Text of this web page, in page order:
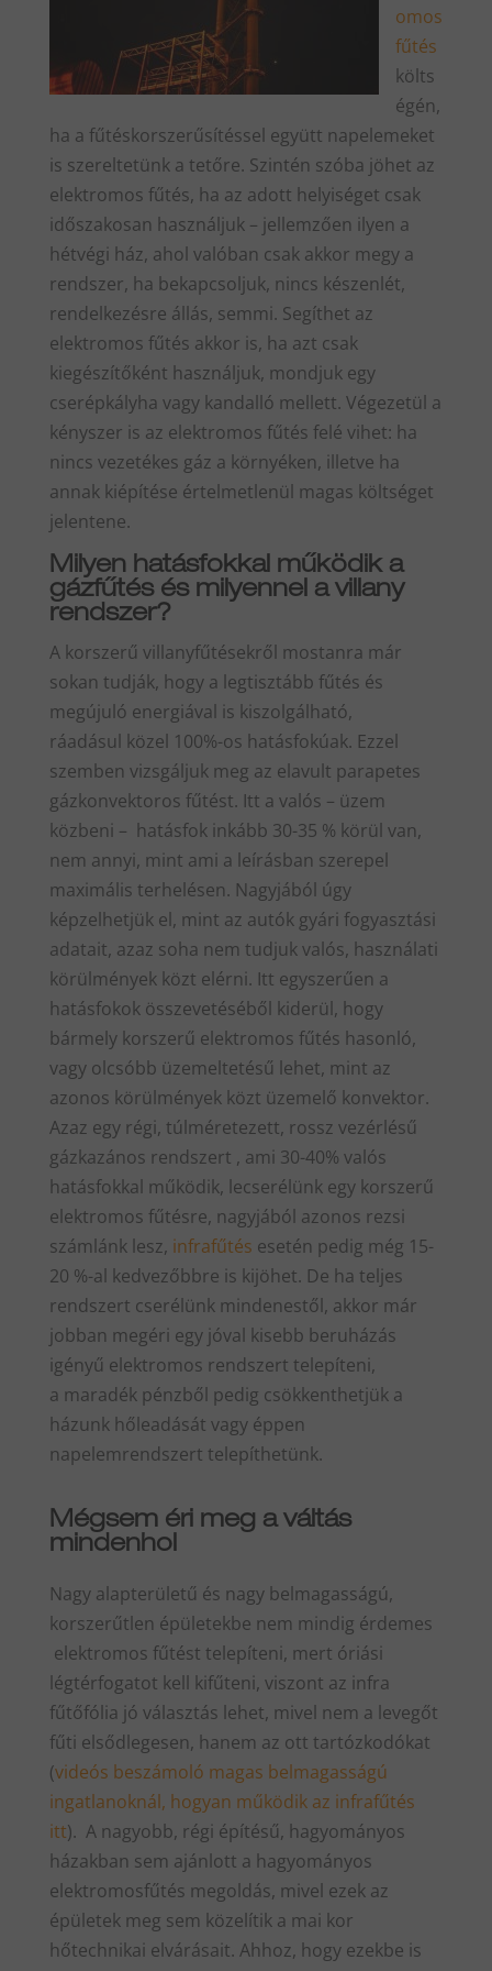
omos
fűtés
költs
égén,
ha a fűtéskorszerűsítéssel együtt napelemeket
is szereltetünk a tetőre. Szintén szóba jöhet az
elektromos fűtés, ha az adott helyiséget csak
időszakosan használjuk – jellemzően ilyen a
hétvégi ház, ahol valóban csak akkor megy a
rendszer, ha bekapcsoljuk, nincs készenlét,
rendelkezésre állás, semmi. Segíthet az
elektromos fűtés akkor is, ha azt csak
kiegészítőként használjuk, mondjuk egy
cserépkályha vagy kandalló mellett. Végezetül a
kényszer is az elektromos fűtés felé vihet: ha
nincs vezetékes gáz a környéken, illetve ha
annak kiépítése értelmetlenül magas költséget
jelentene.
Milyen hatásfokkal működik a
gázfűtés és milyennel a villany
rendszer?
A korszerű villanyfűtésekről mostanra már
sokan tudják, hogy a legtisztább fűtés és
megújuló energiával is kiszolgálható,
ráadásul közel 100%-os hatásfokúak. Ezzel
szemben vizsgáljuk meg az elavult parapetes
gázkonvektoros fűtést. Itt a valós – üzem
közbeni – hatásfok inkább 30-35 % körül van,
nem annyi, mint ami a leírásban szerepel
maximális terhelésen. Nagyjából úgy
képzelhetjük el, mint az autók gyári fogyasztási
adatait, azaz soha nem tudjuk valós, használati
körülmények közt elérni. Itt egyszerűen a
hatásfokok összevetéséből kiderül, hogy
bármely korszerű elektromos fűtés hasonló,
vagy olcsóbb üzemeltetésű lehet, mint az
azonos körülmények közt üzemelő konvektor.
Azaz egy régi, túlméretezett, rossz vezérlésű
gázkazános rendszert , ami 30-40% valós
hatásfokkal működik, lecserélünk egy korszerű
elektromos fűtésre, nagyjából azonos rezsi
számlánk lesz, infrafűtés esetén pedig még 15-
20 %-al kedvezőbbre is kijöhet. De ha teljes
rendszert cserélünk mindenestől, akkor már
jobban megéri egy jóval kisebb beruházás
igényű elektromos rendszert telepíteni,
a maradék pénzből pedig csökkenthetjük a
házunk hőleadását vagy éppen
napelemrendszert telepíthetünk.
Mégsem éri meg a váltás
mindenhol
Nagy alapterületű és nagy belmagasságú,
korszerűtlen épületekbe nem mindig érdemes
elektromos fűtést telepíteni, mert óriási
légtérfogatot kell kifűteni, viszont az infra
fűtőfólia jó választás lehet, mivel nem a levegőt
fűti elsődlegesen, hanem az ott tartózkodókat
(videós beszámoló magas belmagasságú
ingatlanoknál, hogyan működik az infrafűtés
itt). A nagyobb, régi építésű, hagyományos
házakban sem ajánlott a hagyományos
elektromosfűtés megoldás, mivel ezek az
épületek meg sem közelítik a mai kor
hőtechnikai elvárásait. Ahhoz, hogy ezekbe is